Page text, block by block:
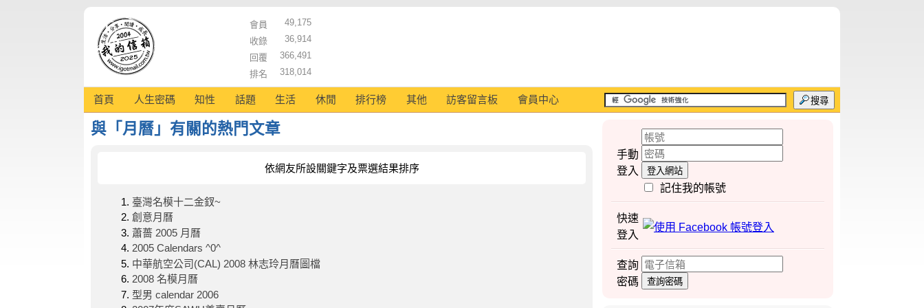
會員
49,175
收錄
36,914
回覆
366,491
排名
318,014
首頁 人生密碼 知性 話題 生活 休閒 排行榜 其他 訪客留言板 會員中心 搜尋
與「月曆」有關的熱門文章
依網友所設關鍵字及票選結果排序
臺灣名模十二金釵~
創意月曆
蕭薔 2005 月曆
2005 Calendars ^0^
中華航空公司(CAL) 2008 林志玲月曆圖檔
2008 名模月曆
型男 calendar 2006
手動
登入
登入網站
記住我的帳號
快速
登入
查詢
密碼
查詢密碼